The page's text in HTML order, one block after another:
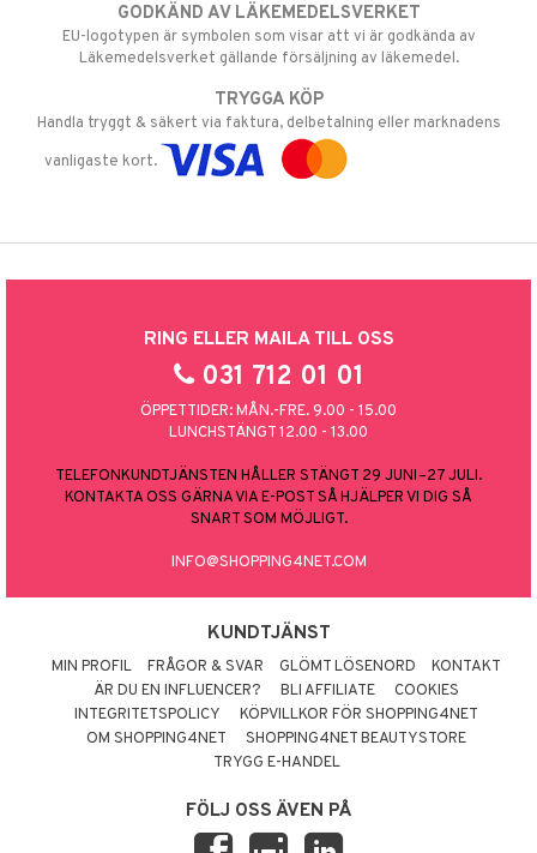
GODKÄND AV LÄKEMEDELSVERKET
EU-logotypen är symbolen som visar att vi är godkända av
Läkemedelsverket gällande försäljning av läkemedel.
TRYGGA KÖP
Handla tryggt & säkert via faktura, delbetalning eller marknadens
vanligaste kort.
RING ELLER MAILA TILL OSS
031 712 01 01
ÖPPETTIDER: MÅN.-FRE. 9.00 - 15.00
LUNCHSTÄNGT 12.00 - 13.00
TELEFONKUNDTJÄNSTEN HÅLLER STÄNGT 29 JUNI–27 JULI.
KONTAKTA OSS GÄRNA VIA E-POST SÅ HJÄLPER VI DIG SÅ
SNART SOM MÖJLIGT.
INFO@SHOPPING4NET.COM
KUNDTJÄNST
MIN PROFIL FRÅGOR & SVAR GLÖMT LÖSENORD
KONTAKT
ÄR DU EN INFLUENCER?
BLI AFFILIATE
COOKIES
INTEGRITETSPOLICY
KÖPVILLKOR FÖR SHOPPING4NET
OM SHOPPING4NET
SHOPPING4NET BEAUTYSTORE
TRYGG E-HANDEL
FÖLJ OSS ÄVEN PÅ